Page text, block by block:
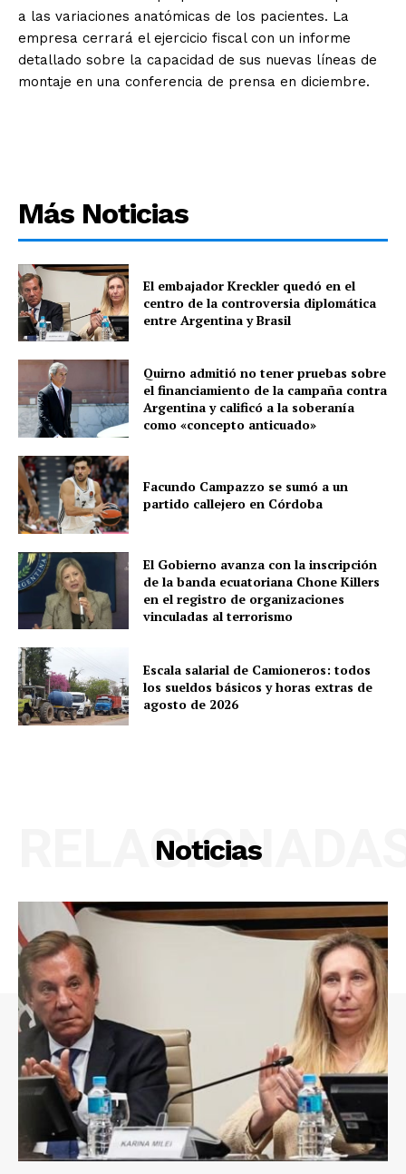
a las variaciones anatómicas de los pacientes. La
empresa cerrará el ejercicio fiscal con un informe
detallado sobre la capacidad de sus nuevas líneas de
montaje en una conferencia de prensa en diciembre.
Más Noticias
El embajador Kreckler quedó en el
centro de la controversia diplomática
entre Argentina y Brasil
Quirno admitió no tener pruebas sobre
el financiamiento de la campaña contra
Argentina y calificó a la soberanía
como «concepto anticuado»
Facundo Campazzo se sumó a un
partido callejero en Córdoba
El Gobierno avanza con la inscripción
de la banda ecuatoriana Chone Killers
en el registro de organizaciones
vinculadas al terrorismo
Escala salarial de Camioneros: todos
los sueldos básicos y horas extras de
agosto de 2026
Noticias